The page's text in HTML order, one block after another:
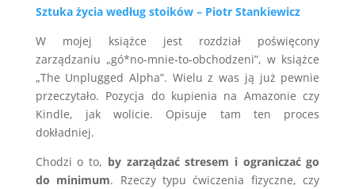
Sztuka życia według stoików – Piotr Stankiewicz
W mojej książce jest rozdział poświęcony
zarządzaniu „gó*no-mnie-to-obchodzeni”, w książce
„The Unplugged Alpha”. Wielu z was ją już pewnie
przeczytało. Pozycja do kupienia na Amazonie czy
Kindle, jak wolicie. Opisuje tam ten proces
dokładniej.
Chodzi o to, by zarządzać stresem i ograniczać go
do minimum. Rzeczy typu ćwiczenia fizyczne, czy